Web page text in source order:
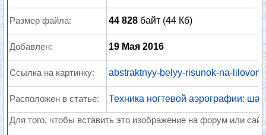
Размер файла: 44 828 байт (44 Кб)
Добавлен: 19 Мая 2016
Ссылка на картинку: abstraktnyy-belyy-risunok-na-
Расположен в статье: Техника ногтевой аэрографии:
Для того, чтобы вставить это изображение на форум или